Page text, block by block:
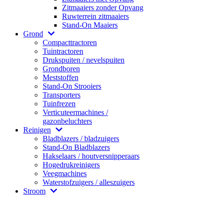
Zitmaaiers zonder Opvang
Ruwterrein zitmaaiers
Stand-On Maaiers
Grond
Compacttractoren
Tuintractoren
Drukspuiten / nevelspuiten
Grondboren
Meststoffen
Stand-On Strooiers
Transporters
Tuinfrezen
Verticuteermachines /
gazonbeluchters
Reinigen
Bladblazers / bladzuigers
Stand-On Bladblazers
Hakselaars / houtversnipperaars
Hogedrukreinigers
Veegmachines
Waterstofzuigers / alleszuigers
Stroom